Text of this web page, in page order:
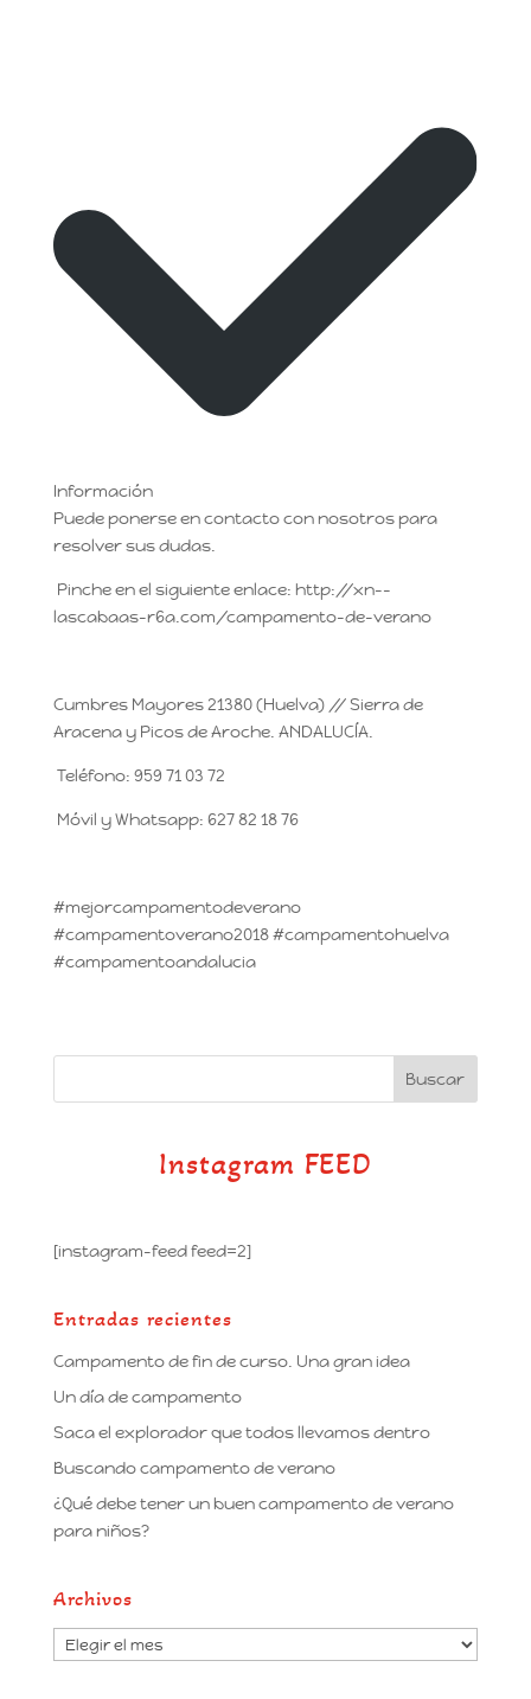
Información
Puede ponerse en contacto con nosotros para
resolver sus dudas.
Pinche en el siguiente enlace: http://xn--
lascabaas-r6a.com/campamento-de-verano
Cumbres Mayores 21380 (Huelva) // Sierra de
Aracena y Picos de Aroche. ANDALUCÍA.
Teléfono: 959 71 03 72
Móvil y Whatsapp: 627 82 18 76
#mejorcampamentodeverano
#campamentoverano2018 #campamentohuelva
#campamentoandalucia
Instagram FEED
[instagram-feed feed=2]
Entradas recientes
Campamento de fin de curso. Una gran idea
Un día de campamento
Saca el explorador que todos llevamos dentro
Buscando campamento de verano
¿Qué debe tener un buen campamento de verano
para niños?
Archivos
Archivos